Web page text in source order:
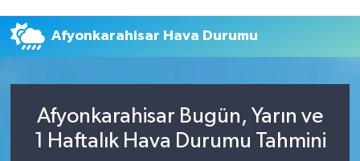
Afyonkarahisar Hava Durumu
Afyonkarahisar Bugün, Yarın ve
1 Haftalık Hava Durumu Tahmini
Hava Durumu
Trafik Durumu
Süper Lig Puan Durumu ve Fikstür